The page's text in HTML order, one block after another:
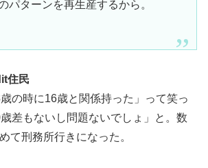
パターンを再生産するから。
住民
の時に16歳と関係持った」って笑っ
差もないし問題ないでしょ」と。数
て刑務所行きになった。